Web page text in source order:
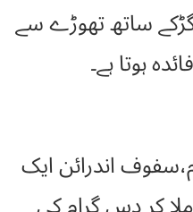
50گرام گڑکے ساتھ تھوڑے سے
ہوتا ہے۔
اندرائن ایک